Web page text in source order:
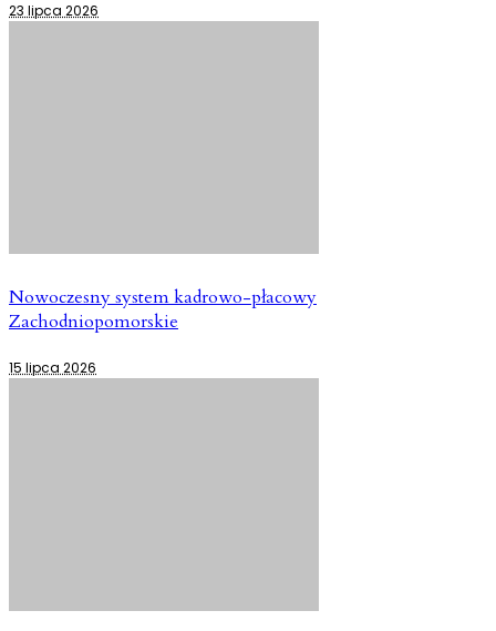
23 lipca 2026
Nowoczesny system kadrowo-płacowy
Zachodniopomorskie
15 lipca 2026